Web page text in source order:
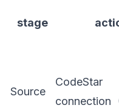
stage
Source
CodeStar
connection